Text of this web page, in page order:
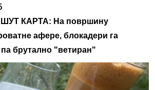
КАРТА: На површину
афере, блокадери га
па брутално "ветиран"